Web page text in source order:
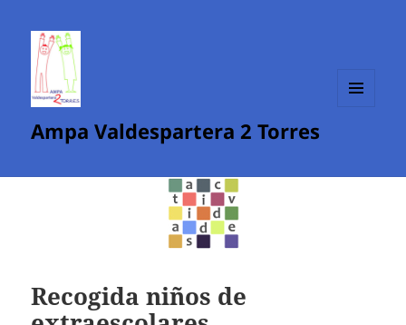
Ampa Valdespartera 2 Torres
Recogida niños de